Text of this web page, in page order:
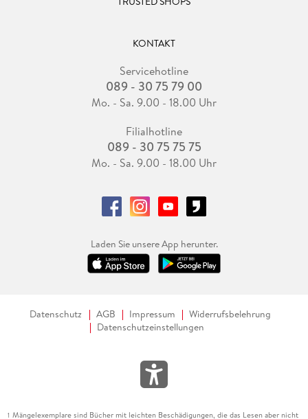
KONTAKT
Servicehotline
089 - 30 75 79 00
Mo. - Sa. 9.00 - 18.00 Uhr
Filialhotline
089 - 30 75 75 75
Mo. - Sa. 9.00 - 18.00 Uhr
Laden Sie unsere App herunter.
Datenschutz AGB Impressum
Widerrufsbelehrung
Datenschutzeinstellungen
1 Mängelexemplare sind Bücher mit leichten Beschädigungen, die das Lesen aber nicht